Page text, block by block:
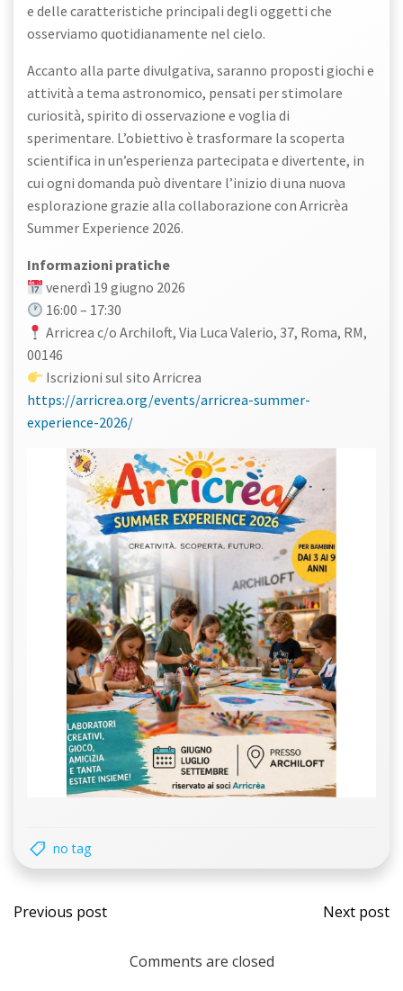
e delle caratteristiche principali degli oggetti che
osserviamo quotidianamente nel cielo.
Accanto alla parte divulgativa, saranno proposti giochi e
attività a tema astronomico, pensati per stimolare
curiosità, spirito di osservazione e voglia di
sperimentare. L’obiettivo è trasformare la scoperta
scientifica in un’esperienza partecipata e divertente, in
cui ogni domanda può diventare l’inizio di una nuova
esplorazione grazie alla collaborazione con Arricrèa
Summer Experience 2026.
Informazioni pratiche
venerdì 19 giugno 2026
16:00 – 17:30
Arricrea c/o Archiloft, Via Luca Valerio, 37, Roma, RM,
00146
Iscrizioni sul sito Arricrea
https://arricrea.org/events/arricrea-summer-
experience-2026/
no tag
Navigazione
articoli
Previous post Next post
Comments are closed